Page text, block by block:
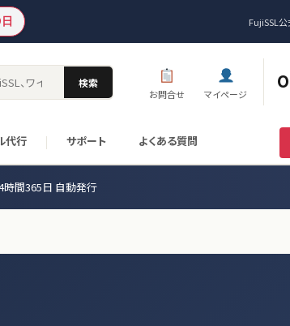
FujiSSL公
検索
お問合せ マイページ
代行 サポート よくある質問
時間365日 自動発行